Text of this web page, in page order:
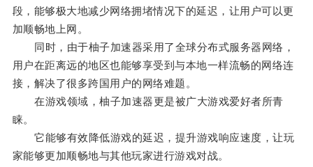
段，能够极大地减少网络拥堵情况下的延迟，让用户可以更
加顺畅地上网。
同时，由于柚子加速器采用了全球分布式服务器网络，
用户在距离远的地区也能够享受到与本地一样流畅的网络连
接，解决了很多跨国用户的网络难题。
在游戏领域，柚子加速器更是被广大游戏爱好者所青
睐。
它能够有效降低游戏的延迟，提升游戏响应速度，让玩
家能够更加顺畅地与其他玩家进行游戏对战。